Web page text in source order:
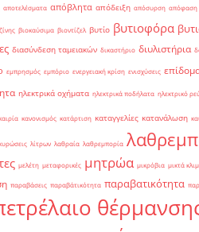
αποτελέσματα απόβλητα απόδειξη απόσυρση απόφαση
βιοκαύσιμα βιοντίζελ βυτίο βυτιοφόρα
διασύνδεση ταμειακών δικαστήριο διυλιστήρια
εμπρησμός εμπόριο ενεργειακή κρίση ενισχύσεις
ηλεκτρικά οχήματα ηλεκτρικά ποδήλατα ηλεκτρικό
κανονισμός κατάρτιση καταγγελίες κατανάλωση
λίτρων λαθραία λαθρεμπορία
μελέτη μεταφορικές μητρώα μικρόβια μικτά
παραβάσεις παραβάτικότητα παραβατικότητα